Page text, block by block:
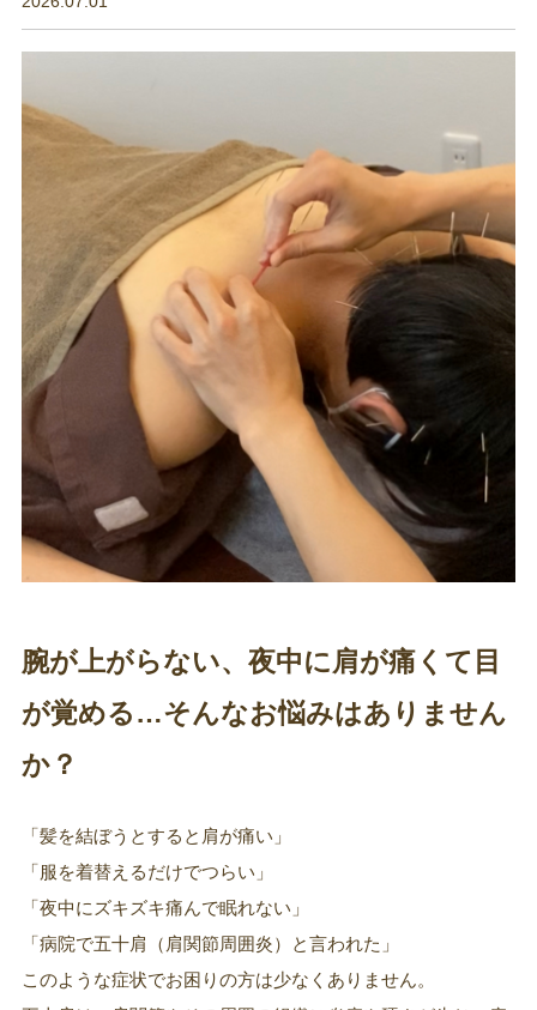
腕が上がらない、夜中に肩が痛くて目
が覚める…そんなお悩みはありません
か？
「髪を結ぼうとすると肩が痛い」
「服を着替えるだけでつらい」
「夜中にズキズキ痛んで眠れない」
「病院で五十肩（肩関節周囲炎）と言われた」
このような症状でお困りの方は少なくありません。